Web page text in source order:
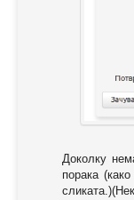
Доколку
порака